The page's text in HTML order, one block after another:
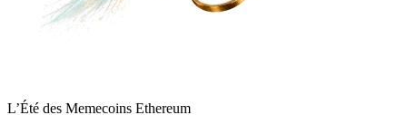
L’Été des Memecoins Ethereum